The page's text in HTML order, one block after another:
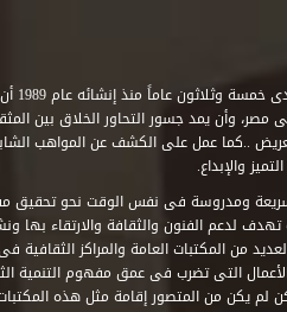
استطاع
وأن يمد جسور التحاور الخلاق بين
..كما عمل على الكشف عن المواهب
والإبداع.
ومدروسة فى نفس الوقت نحو تحقيق
لدعم الفنون والثقافة والارتقاء بها
من المكتبات العامة والمراكز الثقافية
التى تضرب فى عمق مفهوم التنمية